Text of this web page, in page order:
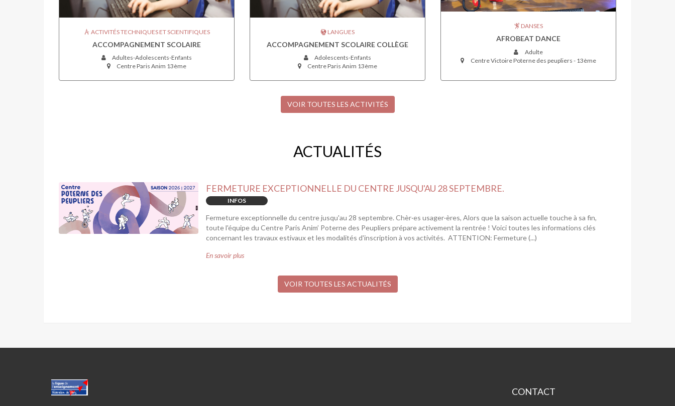
ACTIVITÉS TECHNIQUES ET SCIENTIFIQUES
ACCOMPAGNEMENT SCOLAIRE
Adultes-Adolescents-Enfants
Centre Paris Anim 13ème
LANGUES
ACCOMPAGNEMENT SCOLAIRE COLLÈGE
Adolescents-Enfants
Centre Paris Anim 13ème
DANSES
AFROBEAT DANCE
Adulte
Centre Victoire Poterne des peupliers - 13ème
VOIR TOUTES LES ACTIVITÉS
ACTUALITÉS
FERMETURE EXCEPTIONNELLE DU CENTRE JUSQU'AU 28 SEPTEMBRE.
INFOS
Fermeture exceptionnelle du centre jusqu'au 28 septembre. Chèr·es usager·ères, Alors que la saison actuelle touche à sa fin,
toute l'équipe du Centre Paris Anim’ Poterne des Peupliers prépare activement la rentrée ! Voici toutes les informations clés
concernant les travaux estivaux et les modalités d'inscription à vos activités. ATTENTION: Fermeture (...)
En savoir plus
VOIR TOUTES LES ACTUALITÉS
CONTACT